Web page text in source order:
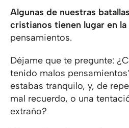
Algunas de nuestras
cristianos tienen lugar en la
pensamientos.
Déjame que te pregunte:
tenido malos
estabas tranquilo, y, de
mal recuerdo, o una
extraño?